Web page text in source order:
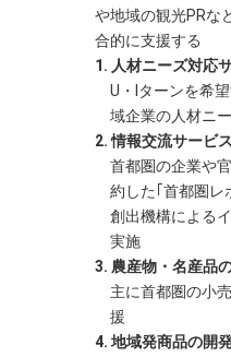
や地域の観光PRな
合的に支援する
1. 人材ニーズ対応
U・Iターンを希
域企業の人材ニ
2. 情報交流サービス
首都圏の企業や
約した｢首都圏レ
創出機構による
実施
3. 農産物・名産品
主に首都圏の小
援
4. 地域発商品の開